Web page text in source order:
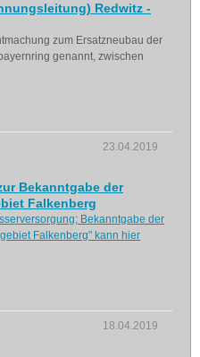
Redwitz -
zum Ersatzneubau der
genannt, zwischen
23.04.2019
Bekanntgabe der
Falkenberg
Bekanntgabe der
Falkenberg" kann hier
18.04.2019